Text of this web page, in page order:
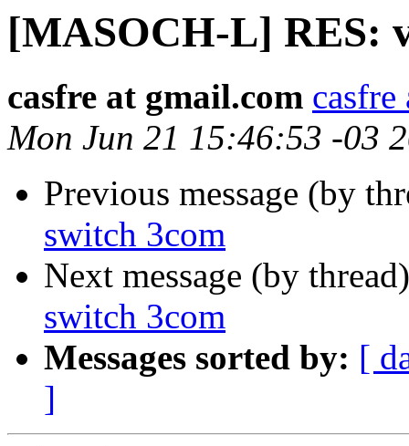
[MASOCH-L] RES:
casfre at gmail.com
Mon Jun 21 15:46:53 -03
Previous message (by
switch 3com
Next message (by
switch 3com
Messages sorted by: [
]